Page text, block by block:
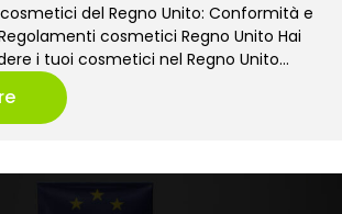
del Regno Unito: Conformità e
cosmetici Regno Unito Hai
i tuoi cosmetici nel Regno Unito…